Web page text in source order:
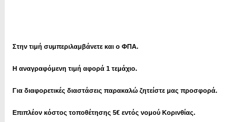
Στην τιμή συμπεριλαμβάνετε και ο ΦΠΑ.
Η αναγραφόμενη τιμή αφορά 1 τεμάχιο.
Για διαφορετικές διαστάσεις παρακαλώ ζητείστε μας προσφορά.
Επιπλέον κόστος τοποθέτησης 5€ εντός νομού Κορινθίας.